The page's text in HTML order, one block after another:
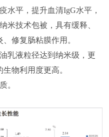
水平，提升血清IgG水平，
米技术包被，具有缓释、
修复肠粘膜作用。
乳液粒径达到纳米级，更
物利用度更高。
。